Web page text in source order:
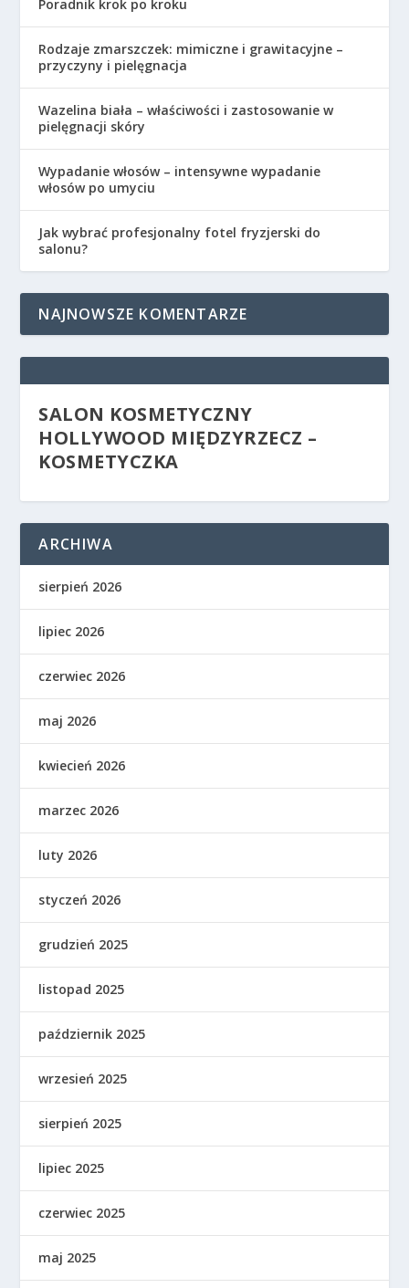
Poradnik krok po kroku
Rodzaje zmarszczek: mimiczne i grawitacyjne –
przyczyny i pielęgnacja
Wazelina biała – właściwości i zastosowanie w
pielęgnacji skóry
Wypadanie włosów – intensywne wypadanie
włosów po umyciu
Jak wybrać profesjonalny fotel fryzjerski do
salonu?
NAJNOWSZE KOMENTARZE
SALON KOSMETYCZNY
HOLLYWOOD MIĘDZYRZECZ –
KOSMETYCZKA
ARCHIWA
sierpień 2026
lipiec 2026
czerwiec 2026
maj 2026
kwiecień 2026
marzec 2026
luty 2026
styczeń 2026
grudzień 2025
listopad 2025
październik 2025
wrzesień 2025
sierpień 2025
lipiec 2025
czerwiec 2025
maj 2025